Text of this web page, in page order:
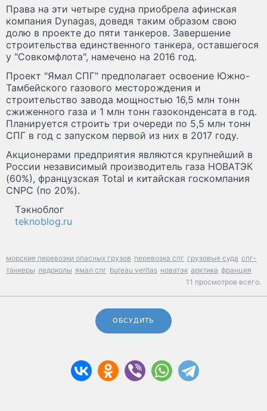
Права на эти четыре судна приобрела афинская
компания Dynagas, доведя таким образом свою
долю в проекте до пяти танкеров. Завершение
строительства единственного танкера, оставшегося
у "Совкомфлота", намечено на 2016 год.
Проект "Ямал СПГ" предполагает освоение Южно-
Тамбейского газового месторождения и
строительство завода мощностью 16,5 млн тонн
сжиженного газа и 1 млн тонн газоконденсата в год.
Планируется строить три очереди по 5,5 млн тонн
СПГ в год с запуском первой из них в 2017 году.
Акционерами предприятия являются крупнейший в
России независимый производитель газа НОВАТЭК
(60%), французская Total и китайская госкомпания
CNPC (по 20%).
Тэкноблог
teknoblog.ru
морские перевозки опасных грузов перевозка спг грузовые суда спг-
танкеры ледоколы ямал спг bureau veritas новатэк арктика франция
11 просмотров всего.
ОБСУДИТЬ